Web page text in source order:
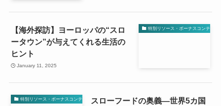
特別リソース・ボーナスコンテンツ
【海外探訪】ヨーロッパの“スロ
ータウン”が与えてくれる生活の
ヒント
January 11, 2025
特別リソース・ボーナスコンテンツ スローフードの奥義—世界5カ国